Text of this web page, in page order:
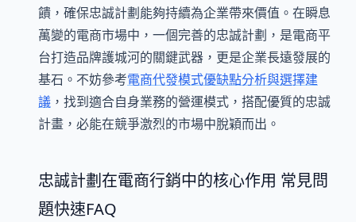
饋，確保忠誠計劃能夠持續為企業帶來價值。在瞬息
萬變的電商市場中，一個完善的忠誠計劃，是電商平
台打造品牌護城河的關鍵武器，更是企業長遠發展的
基石。不妨參考電商代發模式優缺點分析與選擇建
議 ，找到適合自身業務的營運模式，搭配優質的忠誠
計畫，必能在競爭激烈的市場中脫穎而出。
忠誠計劃在電商行銷中的核心作用 常見問
題快速FAQ